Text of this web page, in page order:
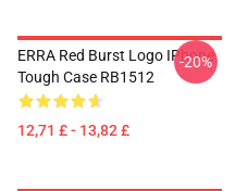
ERRA Red Burst Logo IPhone
Tough Case RB1512
12,71 £ - 13,82 £
-20%